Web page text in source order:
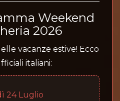
Weekend
2026
vacanze estive! Ecco
italiani:
24 Luglio